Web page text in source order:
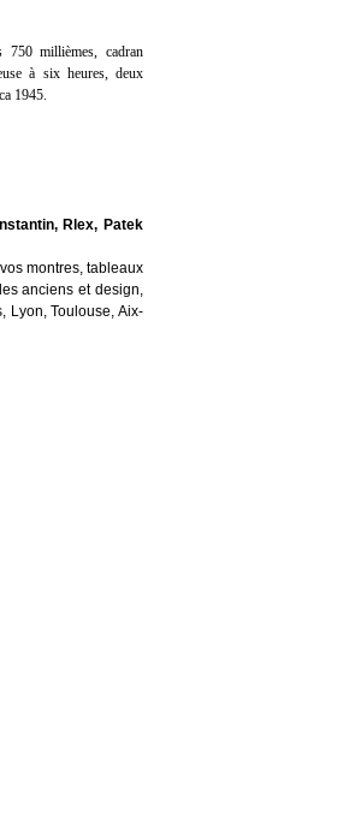
millièmes, cadran
à six heures, deux
1945.
Rlex, Patek
montres, tableaux
anciens et design,
Lyon, Toulouse, Aix-